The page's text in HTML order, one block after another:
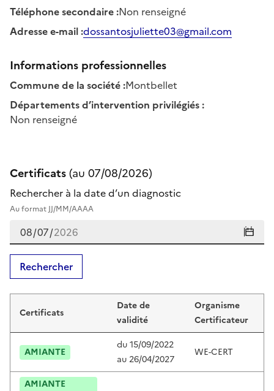
Téléphone secondaire:Non renseigné
Adresse e-mail:dossantosjuliette03@gmail.com
Informations professionnelles
Commune de la société:Montbellet
Départements d’intervention privilégiés:
Non renseigné
Certificats(au 07/08/2026)
Rechercher à la date d’un diagnostic
Au format JJ/MM/AAAA
Rechercher
Certificats de juliette dos santos
Certificats
Date de
validité
Organisme
Certificateur
AMIANTE
du15/09/2022
au 26/04/2027
WE-CERT
AMIANTE